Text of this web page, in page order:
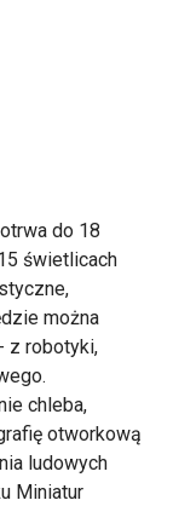
do 18
świetlicach
można
z robotyki,
chleba,
otworkową
ludowych
Miniatur